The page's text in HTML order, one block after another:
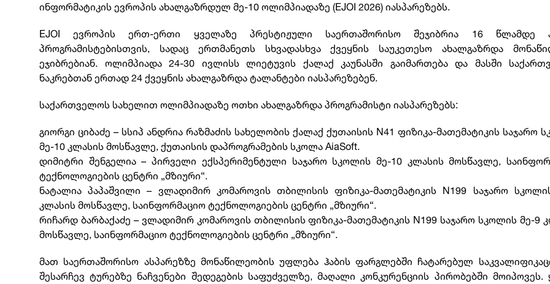
ინფორმატიკის ევროპის ახალგაზრდულ მე-10 ოლიმპიადაზე (EJOI 2026) იასპარეზებს.
EJOI ევროპის ერთ-ერთი ყველაზე პრესტიჟული საერთაშორისო შეჯიბრია 16 წლამდე
პროგრამისტებისთვის, სადაც ერთმანეთს სხვადასხვა ქვეყნის საუკეთესო ახალგაზრდა
ეჯიბრებიან. ოლიმპიადა 24-30 ივლისს ლიეტუვის ქალაქ კაუნასში გაიმართება და მასში
ნაკრებთან ერთად 24 ქვეყნის ახალგაზრდა ტალანტები იასპარეზებენ.
საქართველოს სახელით ოლიმპიადაზე ოთხი ახალგაზრდა პროგრამისტი იასპარეზებს:
გიორგი ციბაძე – სსიპ ანდრია რაზმაძის სახელობის ქალაქ ქუთაისის N41 ფიზიკა-მათემატიკის საჯარო
მე-10 კლასის მოსწავლე, ქუთაისის დაპროგრამების სკოლა AiaSoft.
დიმიტრი შენგელია – პირველი ექსპერიმენტული საჯარო სკოლის მე-10 კლასის მოსწავლე,
ტექნოლოგიების ცენტრი „მზიური“.
ნატალია პაპაშვილი – ვლადიმირ კომაროვის თბილისის ფიზიკა-მათემატიკის N199 საჯარო
კლასის მოსწავლე, საინფორმაციო ტექნოლოგიების ცენტრი „მზიური“.
რიჩარდ ბარბაქაძე – ვლადიმირ კომაროვის თბილისის ფიზიკა-მათემატიკის N199 საჯარო სკოლის მე-9
მოსწავლე, საინფორმაციო ტექნოლოგიების ცენტრი „მზიური“.
მათ საერთაშორისო ასპარეზზე მონაწილეობის უფლება ჰაბის ფარგლებში ჩატარებულ
შესარჩევ ტურებზე ნაჩვენები შედეგების საფუძველზე, მაღალი კონკურენციის პირობებში მოიპოვეს.